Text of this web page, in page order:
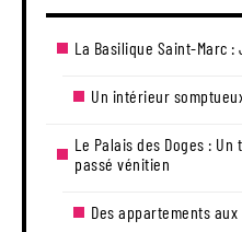
La Basilique Saint-Marc :
Un intérieur
Le Palais des Doges :
passé vénitien
Des appartements